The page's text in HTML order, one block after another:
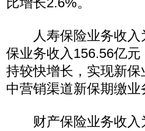
人寿保险业务收入
保业务收入156.56亿
持较快增长，实现新
中营销渠道新保期缴业
财产保险业务收入